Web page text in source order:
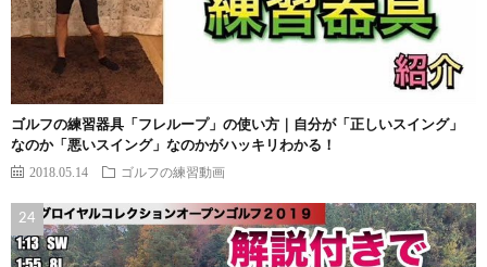
ゴルフの練習器具「フレループ」の使い方｜自分が「正しいスイング」
なのか「悪いスイング」なのかがハッキリわかる！
2018.05.14 ゴルフの練習動画